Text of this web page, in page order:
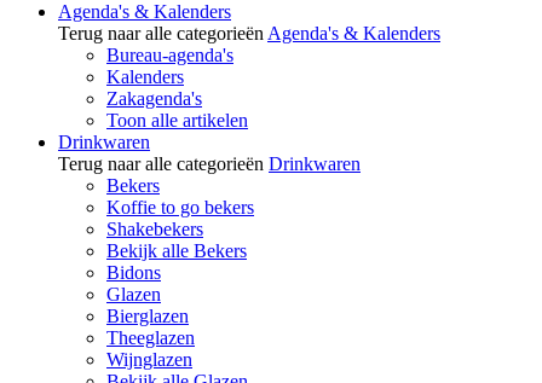
Agenda's & Kalenders
Terug naar alle categorieën Agenda's & Kalenders
Bureau-agenda's
Kalenders
Zakagenda's
Toon alle artikelen
Drinkwaren
Terug naar alle categorieën Drinkwaren
Bekers
Koffie to go bekers
Shakebekers
Bekijk alle Bekers
Bidons
Glazen
Bierglazen
Theeglazen
Wijnglazen